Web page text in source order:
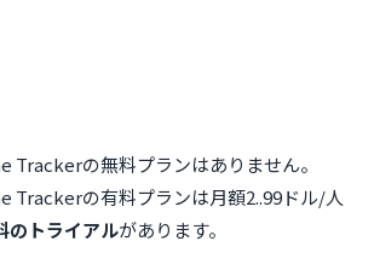
Trackerの無料プランはありません。
Trackerの有料プランは月額2..99ドル/人
のトライアルがあります。